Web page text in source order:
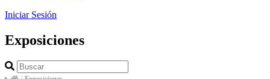
Iniciar Sesión
Exposiciones